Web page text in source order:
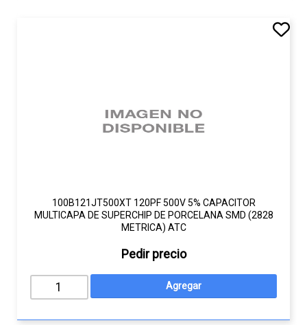
100B121JT500XT 120PF 500V 5% CAPACITOR
MULTICAPA DE SUPERCHIP DE PORCELANA SMD (2828
METRICA) ATC
Pedir precio